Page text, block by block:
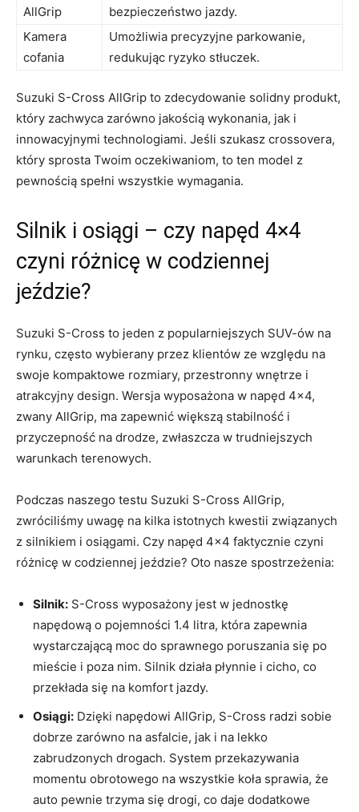
AllGrip
bezpieczeństwo jazdy.
Kamera
cofania
Umożliwia precyzyjne parkowanie,
redukując ryzyko stłuczek.
Suzuki S-Cross AllGrip to zdecydowanie solidny produkt,
który zachwyca‍ zarówno jakością wykonania, jak i
innowacyjnymi technologiami. ⁣Jeśli szukasz crossovera,
który sprosta Twoim oczekiwaniom, to ten model z
pewnością spełni wszystkie‌ wymagania.
Silnik‌ i osiągi – czy napęd 4×4
czyni ⁣różnicę w codziennej
jeździe?
Suzuki S-Cross to jeden z popularniejszych SUV-ów na
rynku, często wybierany przez klientów ze względu na
swoje ​kompaktowe rozmiary, przestronny wnętrze i
atrakcyjny design. Wersja wyposażona w napęd 4×4,
zwany AllGrip, ma zapewnić większą stabilność i ​
przyczepność na drodze, zwłaszcza w‍ trudniejszych
warunkach terenowych.
Podczas naszego testu Suzuki‌ S-Cross AllGrip,
zwróciliśmy uwagę ⁤na kilka istotnych‍ kwestii ‌związanych
z silnikiem i osiągami. Czy napęd​ 4×4 faktycznie czyni⁤
różnicę w codziennej jeździe? Oto nasze spostrzeżenia:
Silnik: S-Cross wyposażony jest w jednostkę
napędową o pojemności 1.4 litra, która zapewnia
wystarczającą moc do sprawnego poruszania się po
mieście i poza‌ nim. Silnik działa płynnie i cicho, co
przekłada się na komfort ⁣jazdy.
Osiągi: Dzięki napędowi AllGrip, S-Cross radzi sobie
dobrze‍ zarówno na asfalcie, jak i na lekko
zabrudzonych drogach. System przekazywania
⁤momentu obrotowego‌ na⁣ wszystkie koła sprawia, że
‌auto pewnie trzyma się ‍drogi, ⁤co daje dodatkowe